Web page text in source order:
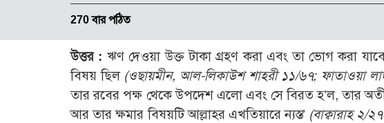
270 বার পঠিত
উত্তর : ঋণ দেওয়া উক্ত টাকা গ্রহণ করা এবং তা ভোগ করা
বিষয় ছিল (ওছায়মীন, আল-লিকাউশ শাহরী ১১/৬৭; ফাতাওয়া
তার রবের পক্ষ থেকে উপদেশ এলো এবং সে বিরত হ’ল, তার
আর তার ক্ষমার বিষয়টি আল্লাহর এখতিয়ারে ন্যস্ত’ (বাক্বারাহ ২/